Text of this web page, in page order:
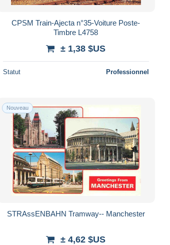
CPSM Train-Ajecta n°35-Voiture Poste-
Timbre L4758
± 1,38 $US
Statut Professionnel
Nouveau
STRAssENBAHN Tramway-- Manchester
± 4,62 $US